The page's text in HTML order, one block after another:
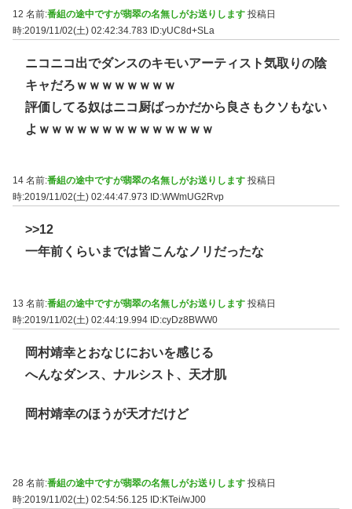
12 名前:番組の途中ですが翡翠の名無しがお送りします 投稿日
時:2019/11/02(土) 02:42:34.783 ID:yUC8d+SLa
ニコニコ出でダンスのキモいアーティスト気取りの陰
キャだろｗｗｗｗｗｗｗｗ
評価してる奴はニコ厨ばっかだから良さもクソもない
よｗｗｗｗｗｗｗｗｗｗｗｗｗｗ
14 名前:番組の途中ですが翡翠の名無しがお送りします 投稿日
時:2019/11/02(土) 02:44:47.973
ID:WWmUG2Rvp
>>12
一年前くらいまでは皆こんなノリだったな
13 名前:番組の途中ですが翡翠の名無しがお送りします 投稿日
時:2019/11/02(土) 02:44:19.994 ID:cyDz8BWW0
岡村靖幸とおなじにおいを感じる
へんなダンス、ナルシスト、天才肌
岡村靖幸のほうが天才だけど
28 名前:番組の途中ですが翡翠の名無しがお送りします 投稿日
時:2019/11/02(土) 02:54:56.125
ID:KTei/wJ00